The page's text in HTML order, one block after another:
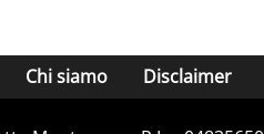
Chi siamo Disclaimer